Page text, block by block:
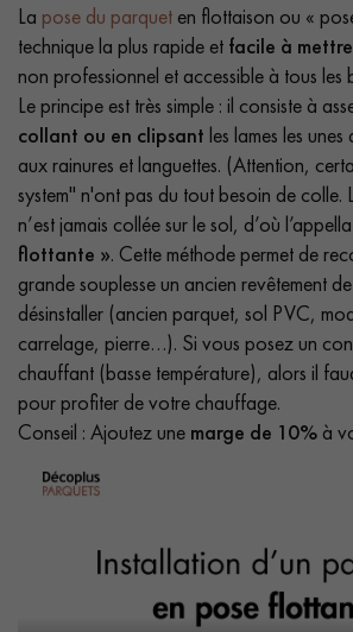
La pose du parquet en flottaison ou «
technique la plus rapide et facile à
non professionnel et accessible à tous les
Le principe est très simple : il consiste à
collant ou en clipsant les lames les
aux rainures et languettes. (Attention,
system" n'ont pas du tout besoin de colle.
n’est jamais collée sur le sol, d’où
flottante ». Cette méthode permet de
grande souplesse un ancien revêtement
désinstaller (ancien parquet, sol PVC,
carrelage, pierre…). Si vous posez un
chauffant (basse température), alors il
pour profiter de votre chauffage.
Conseil : Ajoutez une marge de 10% à